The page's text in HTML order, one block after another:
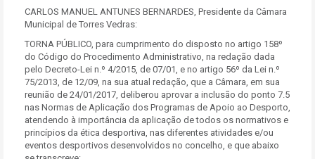
CARLOS MANUEL ANTUNES BERNARDES, Presidente da Câmara
Municipal de Torres Vedras:
TORNA PÚBLICO, para cumprimento do disposto no artigo 158º
do Código do Procedimento Administrativo, na redação dada
pelo Decreto-Lei n.º 4/2015, de 07/01, e no artigo 56º da Lei n.º
75/2013, de 12/09, na sua atual redação, que a Câmara, em sua
reunião de 24/01/2017, deliberou aprovar a inclusão do ponto 7.5
nas Normas de Aplicação dos Programas de Apoio ao Desporto,
atendendo à importância da aplicação de todos os normativos e
princípios da ética desportiva, nas diferentes atividades e/ou
eventos desportivos desenvolvidos no concelho, e que abaixo